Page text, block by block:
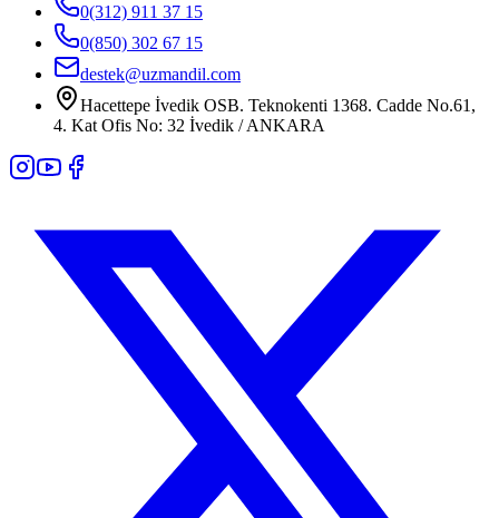
0(312) 911 37 15
0(850) 302 67 15
destek@uzmandil.com
Hacettepe İvedik OSB. Teknokenti 1368. Cadde No.61,
4. Kat Ofis No: 32 İvedik / ANKARA